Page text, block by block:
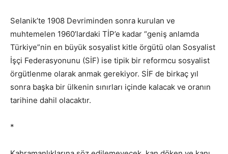
Selanik’te 1908 Devriminden sonra kurulan ve
muhtemelen 1960’lardaki TİP’e kadar “geniş anlamda
Türkiye”nin en büyük sosyalist kitle örgütü olan Sosyalist
İşçi Federasyonunu (SİF) ise tipik bir reformcu sosyalist
örgütlenme olarak anmak gerekiyor. SİF de birkaç yıl
sonra başka bir ülkenin sınırları içinde kalacak ve oranın
tarihine dahil olacaktır.
*